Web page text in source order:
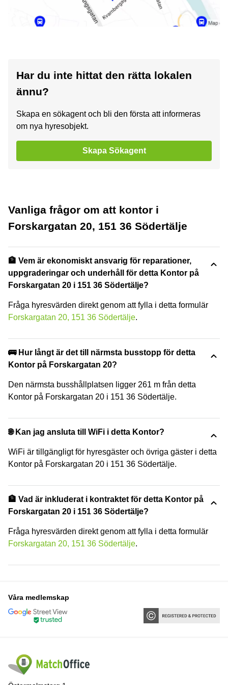
Har du inte hittat den rätta lokalen
ännu?
Skapa en sökagent och bli den första att informeras
om nya hyresobjekt.
Skapa Sökagent
Vanliga frågor om att kontor i
Forskargatan 20, 151 36 Södertälje
🏦 Vem är ekonomiskt ansvarig för reparationer,
uppgraderingar och underhåll för detta Kontor på
Forskargatan 20 i 151 36 Södertälje?
Fråga hyresvärden direkt genom att fylla i detta formulär
Forskargatan 20, 151 36 Södertälje.
🚌 Hur långt är det till närmsta busstopp för detta
Kontor på Forskargatan 20?
Den närmsta busshållplatsen ligger 261 m från detta
Kontor på Forskargatan 20 i 151 36 Södertälje.
🌐 Kan jag ansluta till WiFi i detta Kontor?
WiFi är tillgängligt för hyresgäster och övriga gäster i detta
Kontor på Forskargatan 20 i 151 36 Södertälje.
🏦 Vad är inkluderat i kontraktet för detta Kontor på
Forskargatan 20 i 151 36 Södertälje?
Fråga hyresvärden direkt genom att fylla i detta formulär
Forskargatan 20, 151 36 Södertälje.
Våra medlemskap